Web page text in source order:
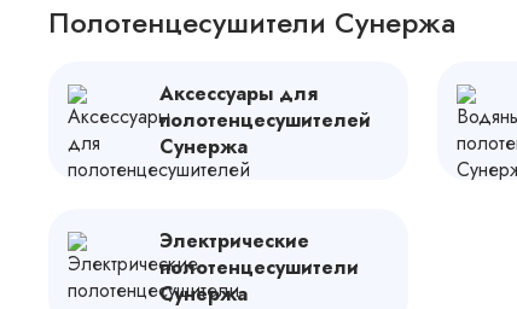
Полотенцесушители Сунержа
Аксессуары для
полотенцесушителей
Сунержа
Электрические
полотенцесушители
Сунержа